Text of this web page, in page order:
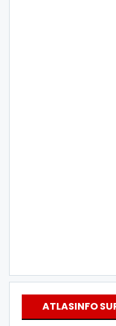
ATLASINFO